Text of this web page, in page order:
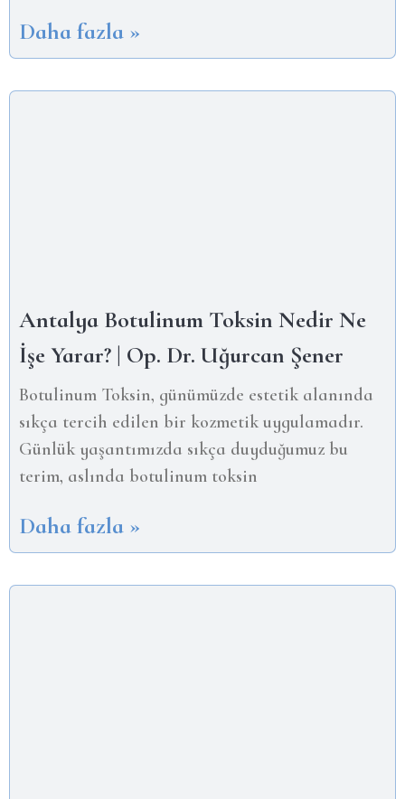
Daha fazla »
Antalya Botulinum Toksin Nedir Ne
İşe Yarar? | Op. Dr. Uğurcan Şener
Botulinum Toksin, günümüzde estetik alanında
sıkça tercih edilen bir kozmetik uygulamadır.
Günlük yaşantımızda sıkça duyduğumuz bu
terim, aslında botulinum toksin
Daha fazla »